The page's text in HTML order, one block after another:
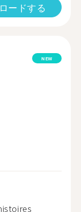
ードする
NEW